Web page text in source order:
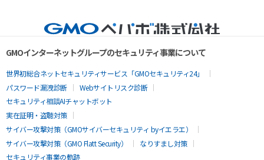
GMOインターネットグループのセキュリティ事業について
世界初総合ネットセキュリティサービス「GMOセキュリティ24」
パスワード漏洩診断
Webサイトリスク診断
セキュリティ相談AIチャットボット
実在証明・盗聴対策
サイバー攻撃対策（GMOサイバーセキュリティ byイエラエ）
サイバー攻撃対策（GMO Flatt Security）
なりすまし対策
セキュリティ事業の軌跡